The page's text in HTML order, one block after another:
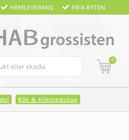
HEMLEVERANS FRIA BYTEN
0
Kök & Köksredskap